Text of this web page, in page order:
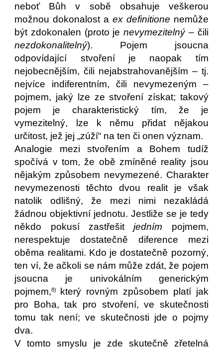
neboť Bůh v sobě obsahuje veškerou
možnou dokonalost a ex definitione nemůže
být zdokonalen (proto jenevymezitelný– čili
nezdokonalitelný). Pojem jsoucna
odpovídající stvoření je naopak tím
nejobecnějším, čili nejabstrahovanějším – tj.
nejvíce indiferentním, čili nevymezeným –
pojmem, jaký lze ze stvoření získat; takový
pojem je charakteristický tím, že je
vymezitelný, lze k němu přidat nějakou
určitost, jež jej „zúží“ na ten či onen význam.
Analogie mezi stvořením a Bohem tudíž
spočívá v tom, že obě zmíněné reality jsou
nějakým způsobem nevymezené. Charakter
nevymezenosti těchto dvou realit je však
natolik odlišný, že mezi nimi nezakládá
žádnou objektivní jednotu. Jestliže se je tedy
někdo pokusí zastřešitjedním pojmem,
nerespektuje dostatečně diference mezi
oběma realitami. Kdo je dostatečně pozorný,
ten ví, že ačkoli se nám může zdát, že pojem
jsoucna je univokálním generickým
pojmem,8) který rovným způsobem platí jak
pro Boha, tak pro stvoření, ve skutečnosti
tomu tak není; ve skutečnosti jde o pojmy
dva.
V tomto smyslu je zde skutečně zřetelná